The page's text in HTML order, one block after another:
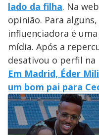
lado da filha. Na
opinião. Para
influenciadora é
mídia. Após a
desativou o perfil na
Em Madrid, Éder
um bom pai para